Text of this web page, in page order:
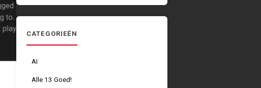
CATEGORIEËN
AI
Alle 13 Goed!